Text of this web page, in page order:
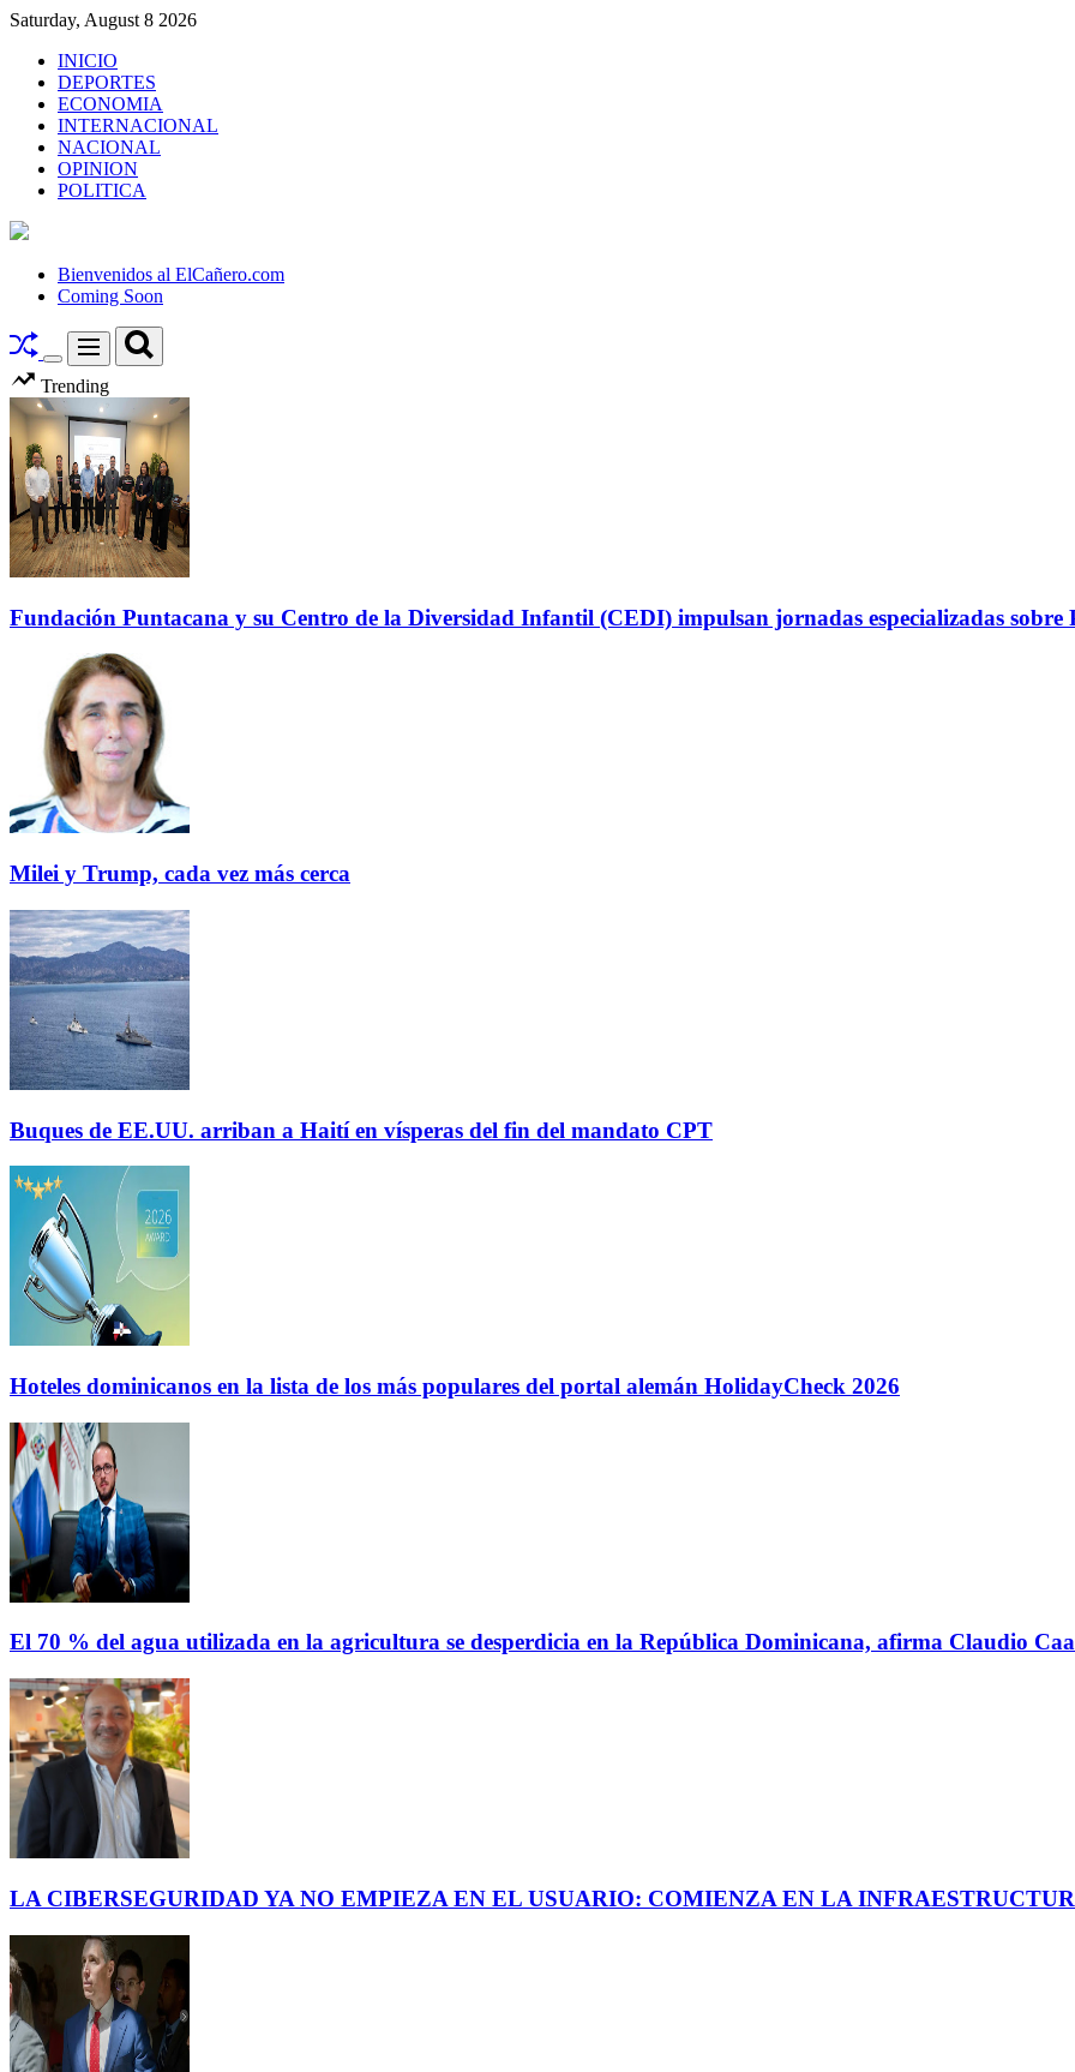
Skip
content
Saturday, August 8 2026
INICIO
DEPORTES
ECONOMIA
INTERNACIONAL
NACIONAL
OPINION
POLITICA
El
Bienvenidos al ElCañero.com
Coming Soon
Switch
color
mode
Menu Search
Trending
Fundación Puntacana y su Centro de la Diversidad Infantil (CEDI) impulsan jornadas especializadas sobre
Milei y Trump, cada vez más cerca
Buques de EE.UU. arriban a Haití en vísperas del fin del mandato CPT
Hoteles dominicanos en la lista de los más populares del portal alemán HolidayCheck 2026
El 70 % del agua utilizada en la agricultura se desperdicia en la República Dominicana, afirma Claudio
LA CIBERSEGURIDAD YA NO EMPIEZA EN EL USUARIO: COMIENZA EN LA